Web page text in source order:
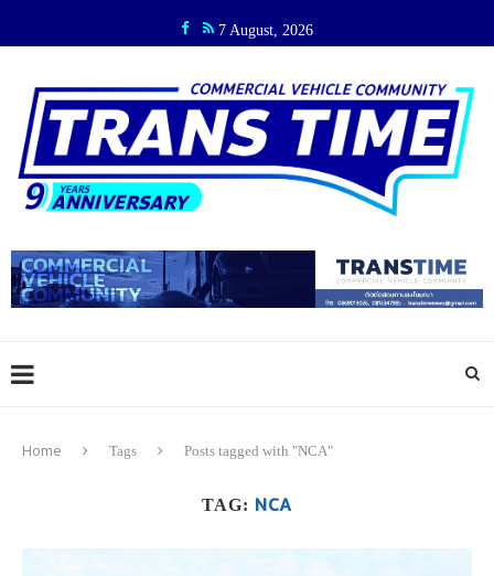
7 August, 2026
Home Tags Posts tagged with "NCA"
TAG: NCA